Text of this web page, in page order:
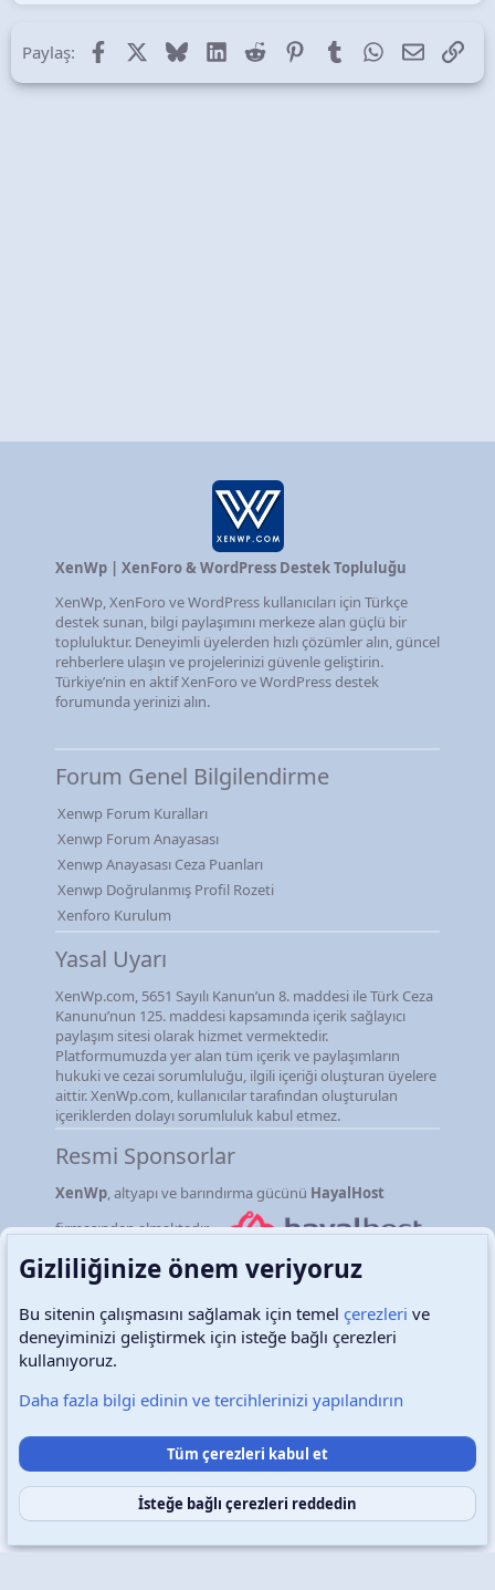
Paylaş: FacebookX (Twitter)
BlueskyLinkedInReddit PinterestTumblr WhatsApp
E-postaLink
XenWp | XenForo & WordPress Destek Topluluğu
XenWp, XenForo ve WordPress kullanıcıları için Türkçe
destek sunan, bilgi paylaşımını merkeze alan güçlü bir
topluluktur. Deneyimli üyelerden hızlı çözümler alın, güncel
rehberlere ulaşın ve projelerinizi güvenle geliştirin.
Türkiye’nin en aktif XenForo ve WordPress destek
forumunda yerinizi alın.
Forum Genel Bilgilendirme
Xenwp Forum Kuralları
Xenwp Forum Anayasası
Xenwp Anayasası Ceza Puanları
Xenwp Doğrulanmış Profil Rozeti
Xenforo Kurulum
Yasal Uyarı
XenWp.com, 5651 Sayılı Kanun’un 8. maddesi ile Türk Ceza
Kanunu’nun 125. maddesi kapsamında içerik sağlayıcı
paylaşım sitesi olarak hizmet vermektedir.
Platformumuzda yer alan tüm içerik ve paylaşımların
hukuki ve cezai sorumluluğu, ilgili içeriği oluşturan üyelere
aittir. XenWp.com, kullanıcılar tarafından oluşturulan
içeriklerden dolayı sorumluluk kabul etmez.
Resmi Sponsorlar
XenWp, altyapı ve barındırma gücünü HayalHost
firmasından almaktadır.
Türkçe (TR) Çerezler
Destek talepleri Bize ulaşın Şartlar ve kurallar
Gizlilik politikası Yardım Ana sayfa
S
Copyright © 2026 XenWp Telif Hakları Saklıdır
Gizliliğinize önem veriyoruz
Bu sitenin çalışmasını sağlamak için temel çerezleri ve
deneyiminizi geliştirmek için isteğe bağlı çerezleri
kullanıyoruz.
Daha fazla bilgi edinin ve tercihlerinizi yapılandırın
Tüm çerezleri kabul et
İsteğe bağlı çerezleri reddedin